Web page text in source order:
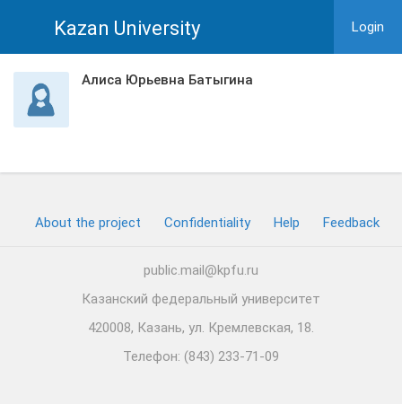
Kazan University Login
Алиса Юрьевна Батыгина
About the project Confidentiality Help Feedback
public.mail@kpfu.ru
Казанский федеральный университет
420008, Казань, ул. Кремлевская, 18.
Телефон: (843) 233-71-09